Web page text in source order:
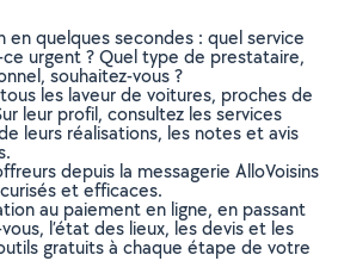
en quelques secondes : quel service
ce urgent ? Quel type de prestataire,
souhaitez-vous ?
les laveur de voitures, proches de
leur profil, consultez les services
leurs réalisations, les notes et avis
depuis la messagerie AlloVoisins
et efficaces.
au paiement en ligne, en passant
l’état des lieux, les devis et les
gratuits à chaque étape de votre